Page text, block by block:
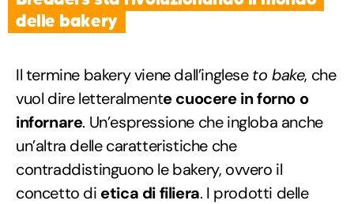
delle bakery
Il termine bakery viene dall’ingleseto bake, che
vuol dire letteralmente cuocere in forno o
infornare. Un’espressione che ingloba anche
un’altra delle caratteristiche che
contraddistinguono le bakery, ovvero il
concetto di etica di filiera. I prodotti delle